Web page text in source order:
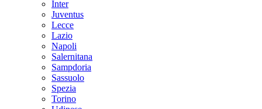
Inter
Juventus
Lecce
Lazio
Napoli
Salernitana
Sampdoria
Sassuolo
Spezia
Torino